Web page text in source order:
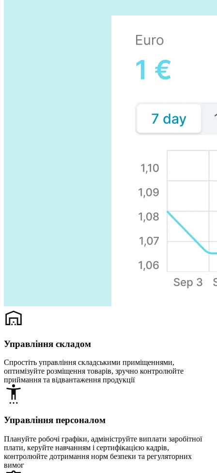
Управління складом
Спростіть управління складськими приміщеннями,
оптимізуйте розміщення товарів, зручно контролюйте
приймання та відвантаження продукції
Управління персоналом
Плануйте робочі графіки, адмініструйте виплати заробітної
плати, керуйте навчанням і сертифікацією кадрів,
контролюйте дотримання норм безпеки та регуляторних
вимог